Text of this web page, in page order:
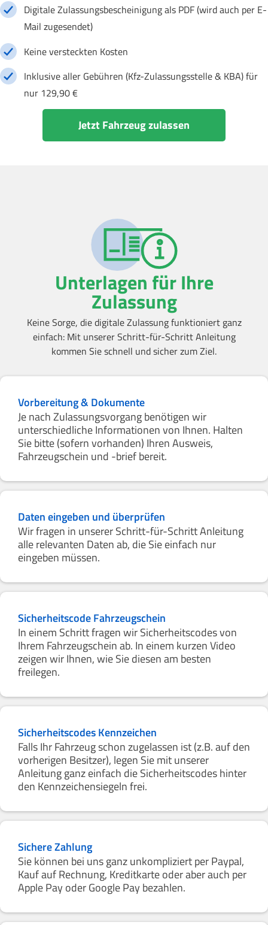
Digitale Zulassungsbescheinigung als PDF (wird auch per E-
Mail zugesendet)
Keine versteckten Kosten
Inklusive aller Gebühren (Kfz-Zulassungsstelle & KBA) für
nur 129,90 €
Jetzt Fahrzeug zulassen
Unterlagen für Ihre
Zulassung
Keine Sorge, die digitale Zulassung funktioniert ganz
einfach: Mit unserer Schritt-für-Schritt Anleitung
kommen Sie schnell und sicher zum Ziel.
Vorbereitung & Dokumente
Je nach Zulassungsvorgang benötigen wir
unterschiedliche Informationen von Ihnen. Halten
Sie bitte (sofern vorhanden) Ihren Ausweis,
Fahrzeugschein und -brief bereit.
Daten eingeben und überprüfen
Wir fragen in unserer Schritt-für-Schritt Anleitung
alle relevanten Daten ab, die Sie einfach nur
eingeben müssen.
Sicherheitscode Fahrzeugschein
In einem Schritt fragen wir Sicherheitscodes von
Ihrem Fahrzeugschein ab. In einem kurzen Video
zeigen wir Ihnen, wie Sie diesen am besten
freilegen.
Sicherheitscodes Kennzeichen
Falls Ihr Fahrzeug schon zugelassen ist (z.B. auf den
vorherigen Besitzer), legen Sie mit unserer
Anleitung ganz einfach die Sicherheitscodes hinter
den Kennzeichensiegeln frei.
Sichere Zahlung
Sie können bei uns ganz unkompliziert per Paypal,
Kauf auf Rechnung, Kreditkarte oder aber auch per
Apple Pay oder Google Pay bezahlen.